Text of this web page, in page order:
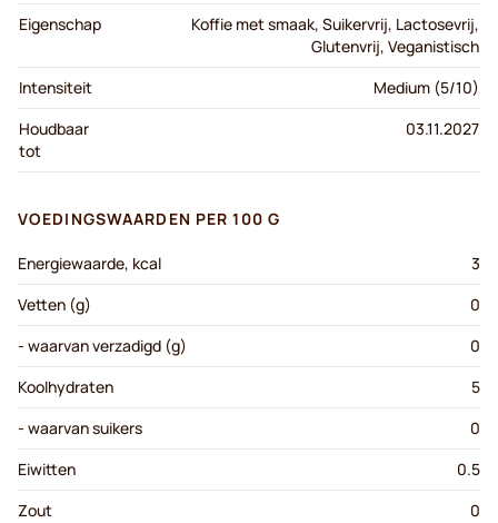
Eigenschap
Koffie met smaak, Suikervrij, Lactosevrij,
Glutenvrij, Veganistisch
Intensiteit
Medium (5/10)
Houdbaar
tot
03.11.2027
VOEDINGSWAARDEN PER 100 G
Energiewaarde, kcal
3
Vetten (g)
0
- waarvan verzadigd (g)
0
Koolhydraten
5
- waarvan suikers
0
Eiwitten
0.5
Zout
0